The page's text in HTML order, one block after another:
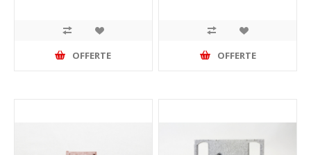
OFFERTE OFFERTE